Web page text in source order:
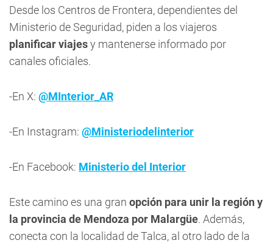
Desde los Centros de Frontera, dependientes del
Ministerio de Seguridad, piden a los viajeros
planificar viajesy mantenerse informado por
canales oficiales.
-En X: @MInterior_AR
-En Instagram: @Ministeriodelinterior
-En Facebook: Ministerio del Interior
Este camino es una gran opción para unir la región y
la provincia de Mendoza por Malargüe. Además,
conecta con la localidad de Talca, al otro lado de la